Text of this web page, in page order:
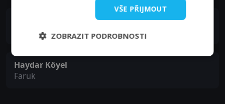
Haydar Köyel
Faruk
VŠE PŘIJMOUT
ZOBRAZIT PODROBNOSTI